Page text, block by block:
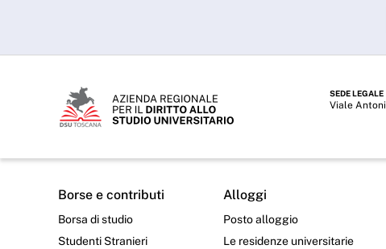
SEDE LEGALE
Viale
Borse e contributi
Borsa di studio
Studenti Stranieri
Alloggi
Posto alloggio
Le residenze universitarie